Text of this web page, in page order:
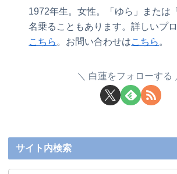
1972年生。女性。「ゆら」または
名乗ることもあります。詳しいプ
こちら。お問い合わせはこちら。
白蓮をフォローする
サイト内検索